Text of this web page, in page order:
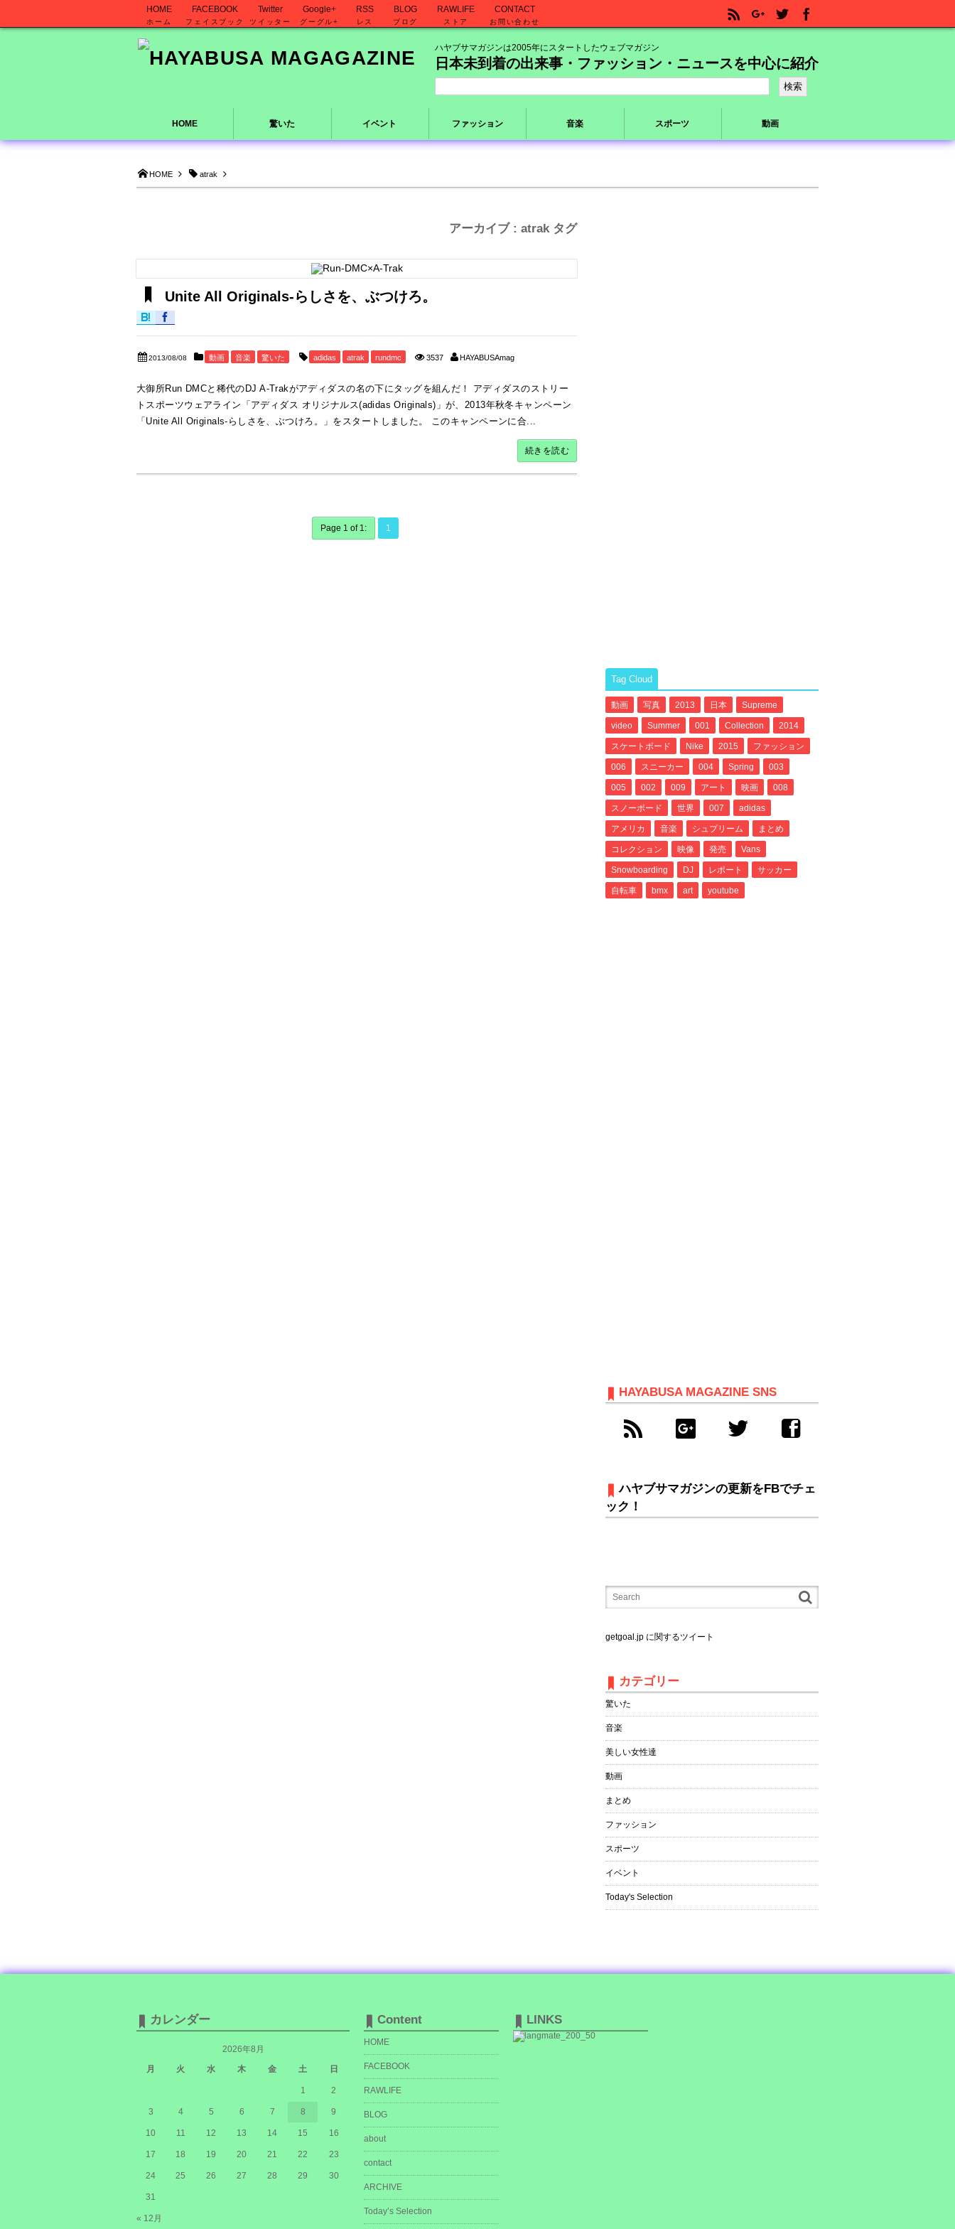
HOME atrak
アーカイブ : atrak タグ
Unite All Originals-らしさを、ぶつけろ。
2013/08/08 動画 音楽 驚いた adidas atrak rundmc 3537 HAYABUSAmag
大御所Run DMCと稀代のDJ A-Trakがアディダスの名の下にタッグを組んだ！ アディダスのストリー
トスポーツウェアライン「アディダス オリジナルス(adidas Originals)」が、2013年秋冬キャンペーン
「Unite All Originals-らしさを、ぶつけろ。」をスタートしました。 このキャンペーンに合...
続きを読む
Page 1 of 1: 1
Tag Cloud
動画 写真 2013 日本 Supreme
video Summer 001 Collection 2014
スケートボード Nike 2015 ファッション
006 スニーカー 004 Spring 003
005 002 009 アート 映画 008
スノーボード 世界 007 adidas
アメリカ 音楽 シュプリーム まとめ
コレクション 映像 発売 Vans
Snowboarding DJ レポート サッカー
自転車 bmx art youtube
HAYABUSA MAGAZINE SNS
ハヤブサマガジンの更新をFBでチェ
ック！
getgoal.jp に関するツイート
カテゴリー
驚いた
音楽
美しい女性達
動画
まとめ
ファッション
スポーツ
イベント
Today's Selection
HOME
ホーム
FACEBOOK
フェイスブック
Twitter
ツイッター
Google+
グーグル+
RSS
レス
BLOG
ブログ
RAWLIFE
ストア
CONTACT
お問い合わせ
HOME 驚いた イベント ファッション 音楽 スポーツ 動画
ハヤブサマガジンは2005年にスタートしたウェブマガジン
日本未到着の出来事・ファッション・ニュースを中心に紹介
カレンダー
2026年8月
月
火 水 木 金 土 日
« 12月
1 2
3 4 5 6 7 8 9
10 11 12 13 14 15 16
17 18 19 20 21 22 23
24 25 26 27 28 29 30
31
Content
HOME
FACEBOOK
RAWLIFE
BLOG
about
contact
ARCHIVE
Today’s Selection
LINKS